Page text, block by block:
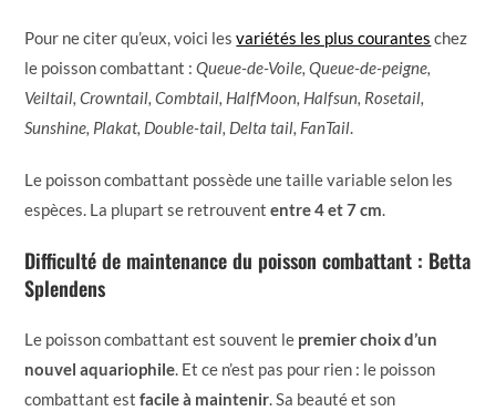
Pour ne citer qu’eux, voici lesvariétés les plus courantes chez
le poisson combattant :Queue-de-Voile, Queue-de-peigne,
Veiltail, Crowntail, Combtail, HalfMoon, Halfsun, Rosetail,
Sunshine, Plakat, Double-tail, Delta tail, FanTail.
Le poisson combattant possède une taille variable selon les
espèces. La plupart se retrouvententre 4 et 7 cm.
Difficulté de maintenance du poisson combattant : Betta
Splendens
Le poisson combattant est souvent le premier choix d’un
nouvel aquariophile. Et ce n’est pas pour rien : le poisson
combattant estfacile à maintenir. Sa beauté et son